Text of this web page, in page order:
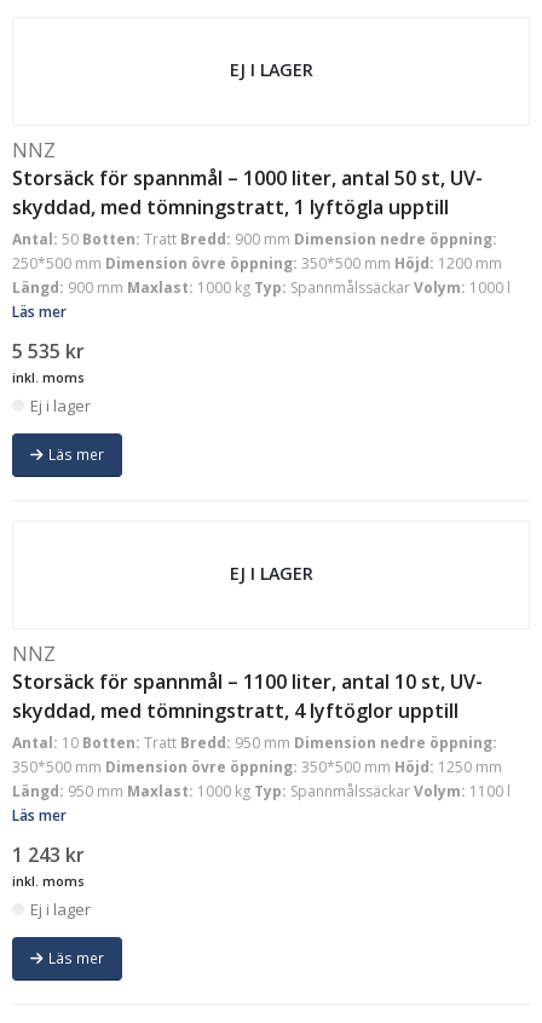
EJ I LAGER
NNZ
Storsäck för spannmål – 1000 liter, antal 50 st, UV-
skyddad, med tömningstratt, 1 lyftögla upptill
Antal: 50 Botten: Tratt Bredd: 900 mm Dimension nedre öppning:
250*500 mm Dimension övre öppning: 350*500 mm Höjd: 1200 mm
Längd: 900 mm Maxlast: 1000 kg Typ: SpannmålssäckarVolym: 1000 l
Läs mer
5 535 kr
inkl. moms
Ej i lager
Läs mer
EJ I LAGER
NNZ
Storsäck för spannmål – 1100 liter, antal 10 st, UV-
skyddad, med tömningstratt, 4 lyftöglor upptill
Antal: 10 Botten: Tratt Bredd: 950 mm Dimension nedre öppning:
350*500 mm Dimension övre öppning: 350*500 mm Höjd: 1250 mm
Längd: 950 mm Maxlast: 1000 kg Typ: SpannmålssäckarVolym: 1100 l
Läs mer
1 243 kr
inkl. moms
Ej i lager
Läs mer